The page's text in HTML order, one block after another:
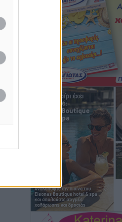
Τοπικές Ειδήσεις• πριν 13
Iατρικός Σύλλογος
Γεωργιάδη: Στρατηγικές
την Ενίσχυση της
Νησιωτική Ελλάδα και
Νοσοκομεία της Γ΄
Τοπικές Ειδήσεις• πριν 14 ώρες
Πάνθηρες: Ξεκίνησαν
την παρθενική “πτήση”
Αθλητικά• πριν 14 ώρες
Άρης Αρχαγγέλου: Στο
άτυχου Ιάκωβου Θωμά
Αθλητικά• πριν 14 ώρες